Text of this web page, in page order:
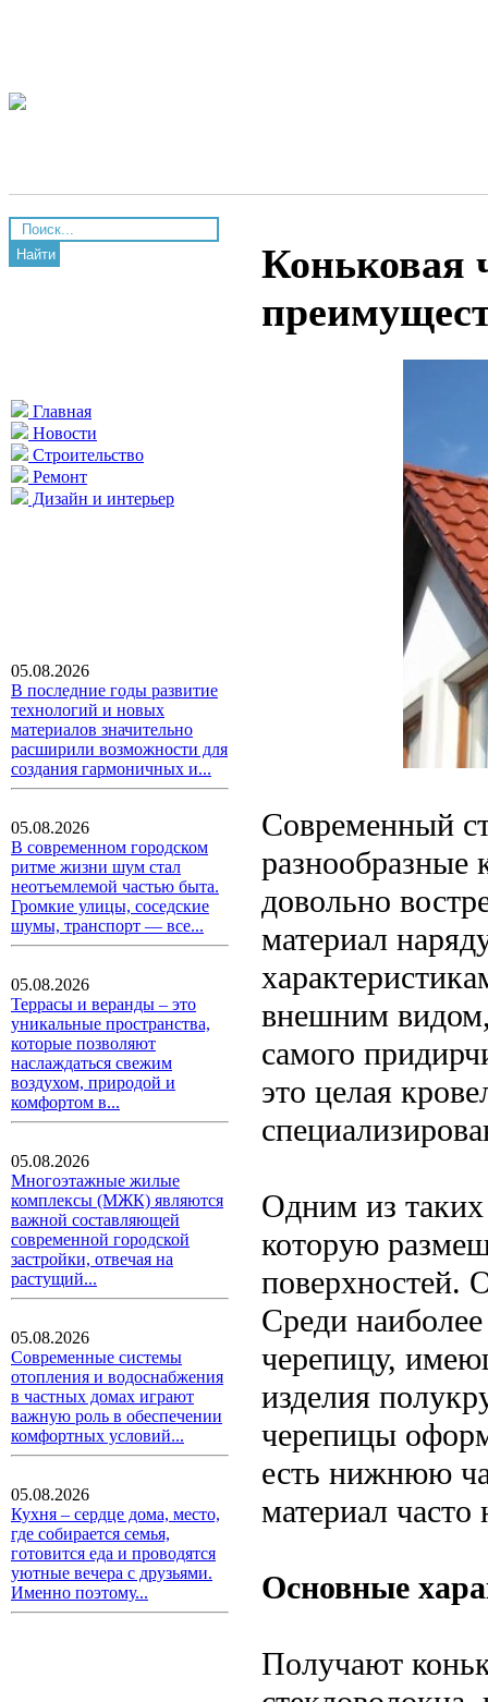
Найти
Главная
Новости
Строительство
Ремонт
Дизайн и интерьер
05.08.2026
В последние годы развитие
технологий и новых
материалов значительно
расширили возможности для
создания гармоничных и...
05.08.2026
В современном городском
ритме жизни шум стал
неотъемлемой частью быта.
Громкие улицы, соседские
шумы, транспорт — все...
05.08.2026
Террасы и веранды – это
уникальные пространства,
которые позволяют
наслаждаться свежим
воздухом, природой и
комфортом в...
05.08.2026
Многоэтажные жилые
комплексы (МЖК) являются
важной составляющей
современной городской
застройки, отвечая на
растущий...
05.08.2026
Современные системы
отопления и водоснабжения
в частных домах играют
важную роль в обеспечении
комфортных условий...
05.08.2026
Кухня – сердце дома, место,
где собирается семья,
готовится еда и проводятся
уютные вечера с друзьями.
Именно поэтому...
Коньковая
Современный
разнообразные
довольно
материал
внешним
самого
это целая
Одним из таких
которую
поверхностей.
Среди
черепицу,
изделия
черепицы
есть нижнюю
материал
Основные
Получают